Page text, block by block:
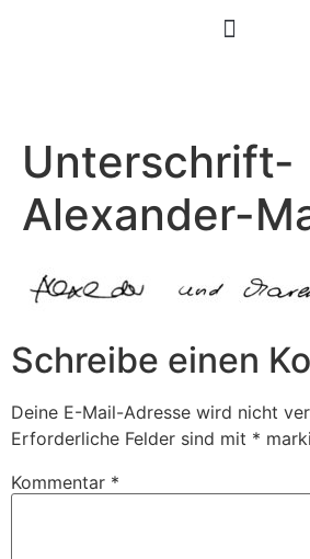
Unterschrift-
Alexander-
Schreibe einen
Deine E-Mail-Adresse wird nicht
Erforderliche Felder sind mit *
Kommentar *